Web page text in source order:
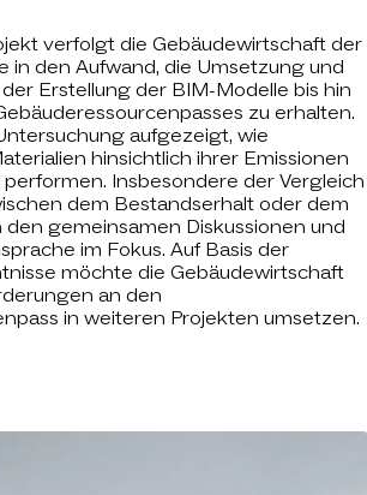
verfolgt die Gebäudewirtschaft der
in den Aufwand, die Umsetzung und
Erstellung der BIM-Modelle bis hin
zu erhalten.
aufgezeigt, wie
hinsichtlich ihrer Emissionen
Insbesondere der Vergleich
dem Bestandserhalt oder dem
den gemeinsamen Diskussionen und
im Fokus. Auf Basis der
möchte die Gebäudewirtschaft
an den
in weiteren Projekten umsetzen.